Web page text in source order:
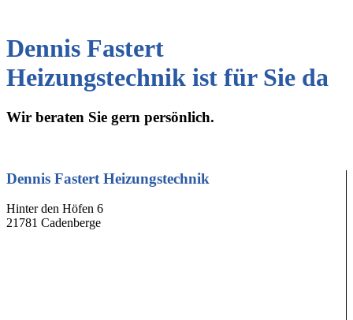
Dennis Fastert
Heizungstechnik ist für Sie da
Wir beraten Sie gern persönlich.
Dennis Fastert Heizungstechnik
Hinter den Höfen 6
21781 Cadenberge